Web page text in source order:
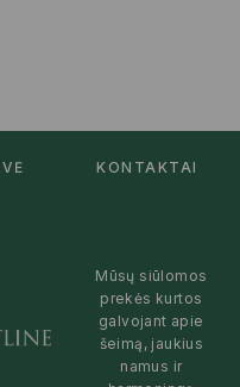
KONTAKTAI
Mūsų siūlomos
prekės kurtos
galvojant apie
šeimą, jaukius
namus ir